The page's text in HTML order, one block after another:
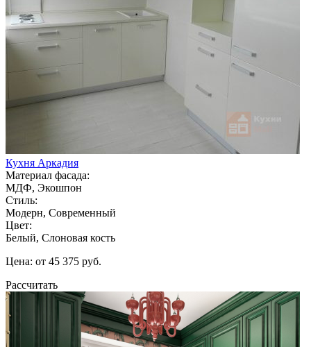
Кухня Аркадия
Материал фасада:
МДФ, Экошпон
Стиль:
Модерн, Современный
Цвет:
Белый, Слоновая кость
Цена: от 45 375 руб.
Рассчитать